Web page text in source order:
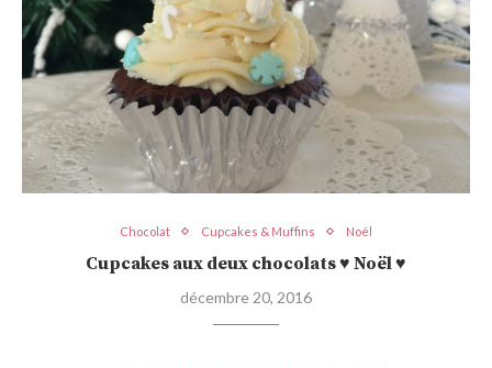
Chocolat Cupcakes & Muffins Noël
Cupcakes aux deux chocolats ♥ Noël ♥
décembre 20, 2016